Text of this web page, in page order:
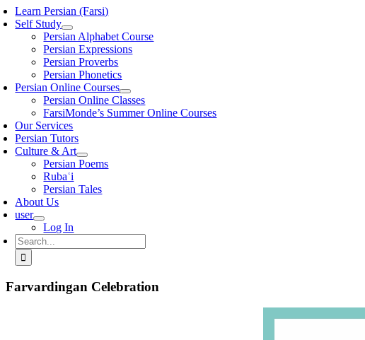
Learn Persian (Farsi)
Self Study
Persian Alphabet Course
Persian Expressions
Persian Proverbs
Persian Phonetics
Persian Online Courses
Persian Online Classes
FarsiMonde’s Summer Online Courses
Our Services
Persian Tutors
Culture & Art
Persian Poems
Rubaʿi
Persian Tales
About Us
user
Log In
Search
for:
Farvardingan Celebration